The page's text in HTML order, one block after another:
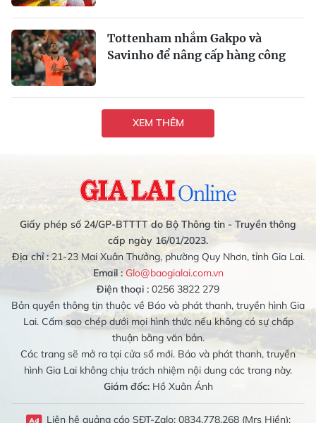
Tottenham nhắm Gakpo và
Savinho để nâng cấp hàng công
XEM THÊM
Giấy phép số 24/GP-BTTTT do Bộ Thông tin - Truyền thông
cấp ngày 16/01/2023.
Địa chỉ :21-23 Mai Xuân Thưởng, phường Quy Nhơn, tỉnh Gia Lai.
Email : Glo@baogialai.com.vn
Điện thoại : 0256 3822 279
Bản quyền thông tin thuộc về Báo và phát thanh, truyền hình Gia
Lai. Cấm sao chép dưới mọi hình thức nếu không có sự chấp
thuận bằng văn bản.
Các trang sẽ mở ra tại cửa sổ mới. Báo và phát thanh, truyền
hình Gia Lai không chịu trách nhiệm nội dung các trang này.
Giám đốc:Hồ Xuân Ánh
Liên hệ quảng cáo SĐT-Zalo: 0834.778.268 (Mrs Hiền);